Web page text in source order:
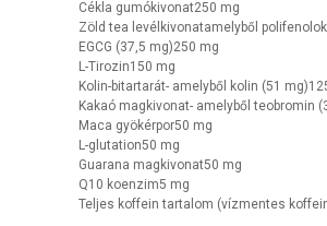
Cékla gumókivonat250 mg
Zöld tea levélkivonatamelyből
EGCG (37,5 mg)250 mg
L-Tirozin150 mg
Kolin-bitartarát- amelyből kolin (51 mg)
Kakaó magkivonat- amelyből teobromin
Maca gyökérpor50 mg
L-glutation50 mg
Guarana magkivonat50 mg
Q10 koenzim5 mg
Teljes koffein tartalom (vízmentes